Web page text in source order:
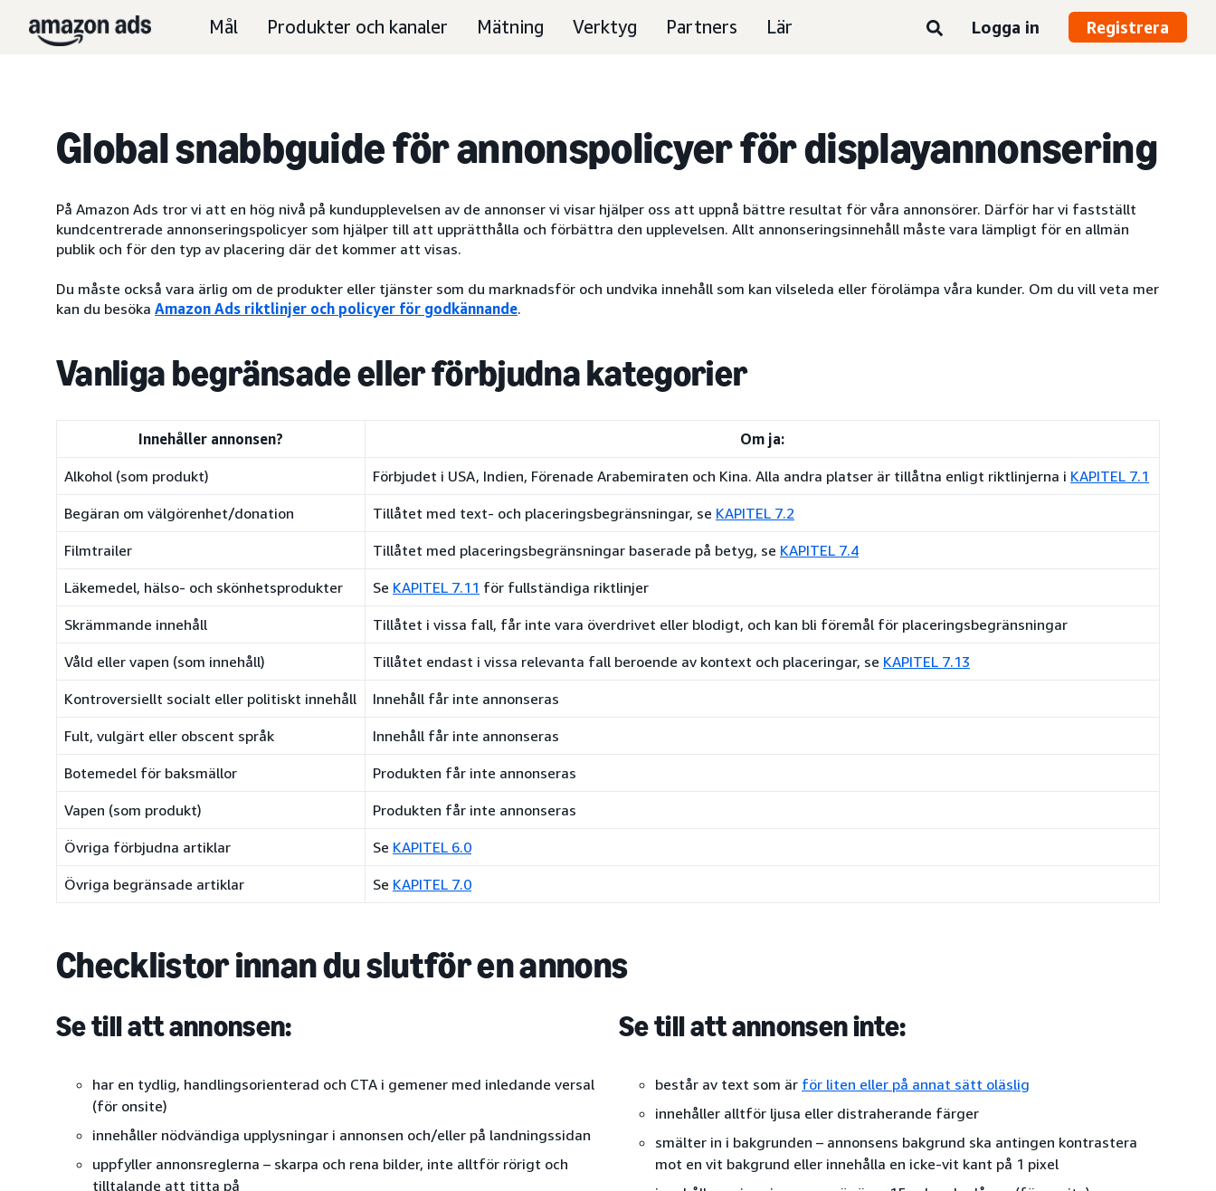
Mål Produkter och kanaler Mätning Verktyg Partners Lär Logga in Registrera
Global snabbguide för annonspolicyer för displayannonsering
På Amazon Ads tror vi att en hög nivå på kundupplevelsen av de annonser vi visar hjälper oss att uppnå bättre resultat för våra annonsörer. Därför har vi fastställt
kundcentrerade annonseringspolicyer som hjälper till att upprätthålla och förbättra den upplevelsen. Allt annonseringsinnehåll måste vara lämpligt för en allmän
publik och för den typ av placering där det kommer att visas.
Du måste också vara ärlig om de produkter eller tjänster som du marknadsför och undvika innehåll som kan vilseleda eller förolämpa våra kunder. Om du vill veta mer
kan du besöka Amazon Ads riktlinjer och policyer för godkännande.
Vanliga begränsade eller förbjudna kategorier
Innehåller annonsen? Om ja:
Alkohol (som produkt) Förbjudet i USA, Indien, Förenade Arabemiraten och Kina. Alla andra platser är tillåtna enligt riktlinjerna i KAPITEL 7.1
Begäran om välgörenhet/donation Tillåtet med text- och placeringsbegränsningar, se KAPITEL 7.2
Filmtrailer Tillåtet med placeringsbegränsningar baserade på betyg, se KAPITEL 7.4
Läkemedel, hälso- och skönhetsprodukter Se KAPITEL 7.11 för fullständiga riktlinjer
Skrämmande innehåll Tillåtet i vissa fall, får inte vara överdrivet eller blodigt, och kan bli föremål för placeringsbegränsningar
Våld eller vapen (som innehåll) Tillåtet endast i vissa relevanta fall beroende av kontext och placeringar, se KAPITEL 7.13
Kontroversiellt socialt eller politiskt innehåll Innehåll får inte annonseras
Fult, vulgärt eller obscent språk Innehåll får inte annonseras
Botemedel för baksmällor Produkten får inte annonseras
Vapen (som produkt) Produkten får inte annonseras
Övriga förbjudna artiklar Se KAPITEL 6.0
Övriga begränsade artiklar Se KAPITEL 7.0
Checklistor innan du slutför en annons
Se till att annonsen:
har en tydlig, handlingsorienterad och CTA i gemener med inledande versal
(för onsite)
innehåller nödvändiga upplysningar i annonsen och/eller på landningssidan
uppfyller annonsreglerna – skarpa och rena bilder, inte alltför rörigt och
tilltalande att titta på
Se till att annonsen inte:
består av text som är för liten eller på annat sätt oläslig
innehåller alltför ljusa eller distraherande färger
smälter in i bakgrunden – annonsens bakgrund ska antingen kontrastera
mot en vit bakgrund eller innehålla en icke-vit kant på 1 pixel